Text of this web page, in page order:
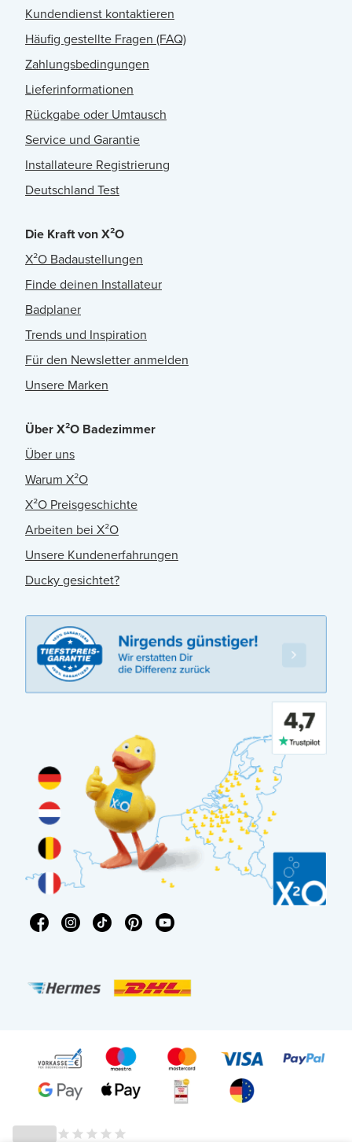
Kundendienst kontaktieren
Häufig gestellte Fragen (FAQ)
Zahlungsbedingungen
Lieferinformationen
Rückgabe oder Umtausch
Service und Garantie
Installateure Registrierung
Deutschland Test
Die Kraft von X²O
X²O Badaustellungen
Finde deinen Installateur
Badplaner
Trends und Inspiration
Für den Newsletter anmelden
Unsere Marken
Über X²O Badezimmer
Über uns
Warum X²O
X²O Preisgeschichte
Arbeiten bei X²O
Unsere Kundenerfahrungen
Ducky gesichtet?